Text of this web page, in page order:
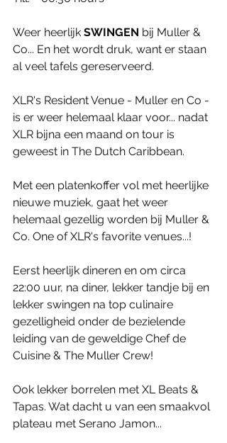
Weer heerlijk SWINGEN bij Muller &
Co... En het wordt druk, want er staan
al veel tafels gereserveerd.
XLR's Resident Venue - Muller en Co -
is er weer helemaal klaar voor... nadat
XLR bijna een maand on tour is
geweest in The Dutch Caribbean.
Met een platenkoffer vol met heerlijke
nieuwe muziek, gaat het weer
helemaal gezellig worden bij Muller &
Co. One of XLR's favorite venues...!
Eerst heerlijk dineren en om circa
22:00 uur, na diner, lekker tandje bij en
lekker swingen na top culinaire
gezelligheid onder de bezielende
leiding van de geweldige Chef de
Cuisine & The Muller Crew!
Ook lekker borrelen met XL Beats &
Tapas. Wat dacht u van een smaakvol
plateau met Serano Jamon...